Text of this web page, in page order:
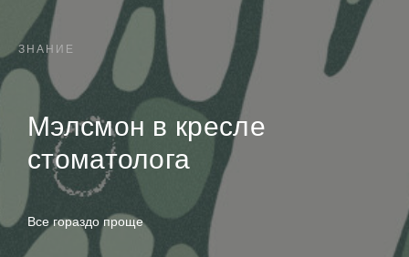
ЗНАНИЕ
Мэлсмон в кресле
стоматолога
Все гораздо проще